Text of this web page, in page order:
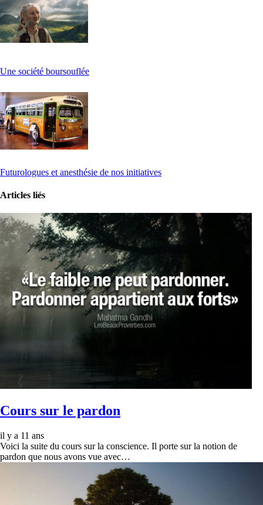
Une société boursouflée
Futurologues et anesthésie de nos initiatives
Articles liés
Cours sur le pardon
il y a 11 ans
Voici la suite du cours sur la conscience. Il porte sur la notion de
pardon que nous avons vue avec…